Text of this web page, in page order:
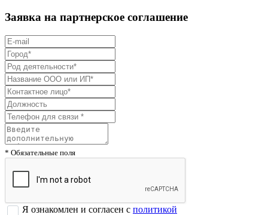
Заявка на партнерское соглашение
* Обязательные поля
Я ознакомлен и согласен с политикой